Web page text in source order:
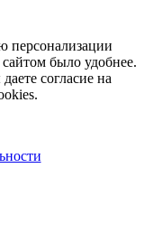
персонализации
сайтом было удобнее.
согласие на